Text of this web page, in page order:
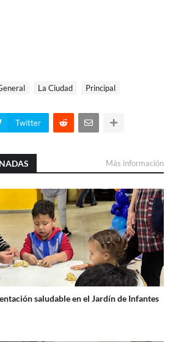
La Ciudad Principal
Twitter
Más información
saludable en el Jardín de Infantes